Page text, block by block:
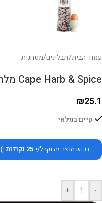
עמוד הבית/תבלינים/מטחנות
Cape Harb & Spice מלח ופלפל במטחנה
₪25.1
קיים במלאי
רכוש מוצר זה וקבל/י25 נקודות :)
-
+